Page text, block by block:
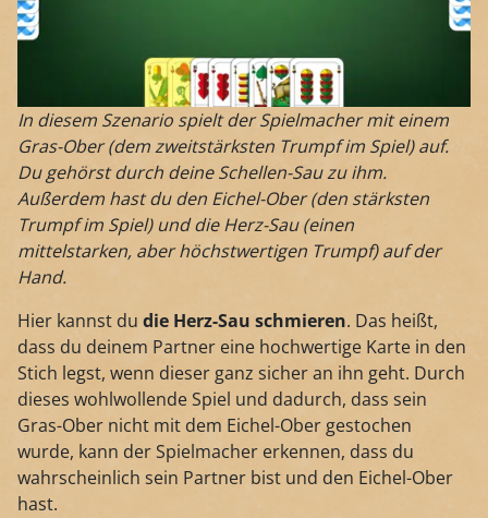
In diesem Szenario spielt der Spielmacher mit einem
Gras-Ober (dem zweitstärksten Trumpf im Spiel) auf.
Dugehörst durch deine Schellen-Sau zu ihm.
Außerdem hast du den Eichel-Ober (den stärksten
Trumpf im Spiel) und die Herz-Sau (einen
mittelstarken, aber höchstwertigen Trumpf) auf der
Hand.
Hier kannst du die Herz-Sau schmieren. Das heißt,
dass du deinem Partner eine hochwertige Karte in den
Stich legst, wenn dieser ganz sicher an ihn geht. Durch
dieses wohlwollende Spiel und dadurch, dass sein
Gras-Ober nicht mit dem Eichel-Ober gestochen
wurde, kann der Spielmacher erkennen, dass du
wahrscheinlich sein Partner bist und den Eichel-Ober
hast.